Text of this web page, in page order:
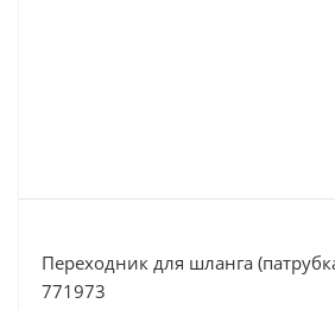
Переходник для шланга
771973